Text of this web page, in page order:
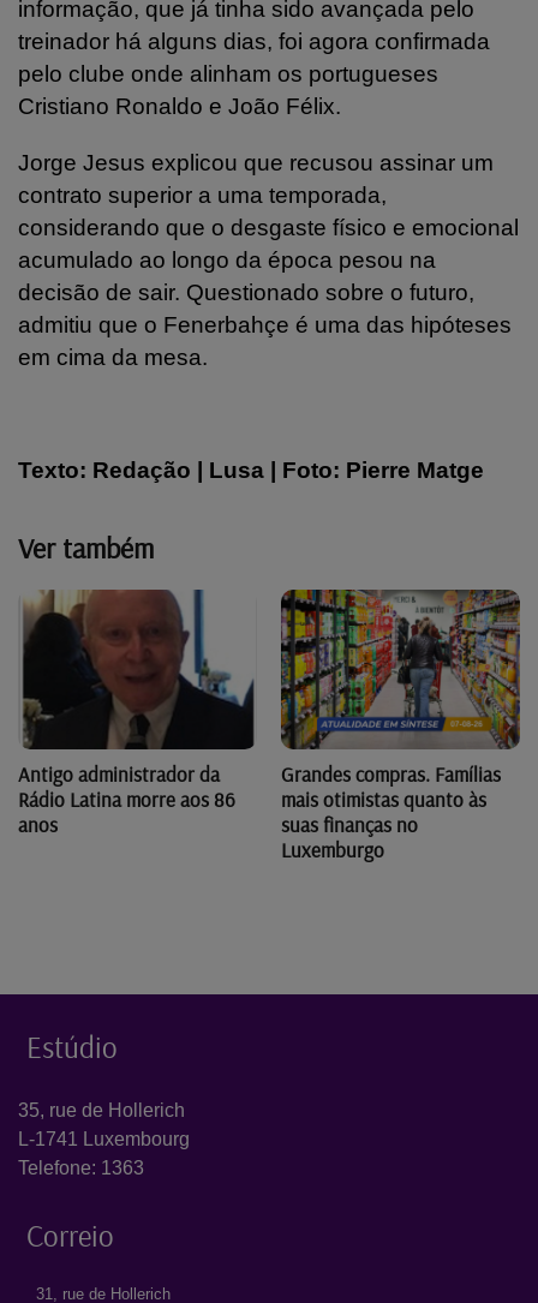
informação, que já tinha sido avançada pelo
treinador há alguns dias, foi agora confirmada
pelo clube onde alinham os portugueses
Cristiano Ronaldo e João Félix.
Jorge Jesus explicou que recusou assinar um
contrato superior a uma temporada,
considerando que o desgaste físico e emocional
acumulado ao longo da época pesou na
decisão de sair. Questionado sobre o futuro,
admitiu que o Fenerbahçe é uma das hipóteses
em cima da mesa.
Texto: Redação | Lusa | Foto: Pierre Matge
Ver também
Antigo administrador da
Rádio Latina morre aos 86
anos
Grandes compras. Famílias
mais otimistas quanto às
suas finanças no
Luxemburgo
Estúdio
35, rue de Hollerich
L-1741 Luxembourg
Telefone: 1363
Correio
31, rue de Hollerich